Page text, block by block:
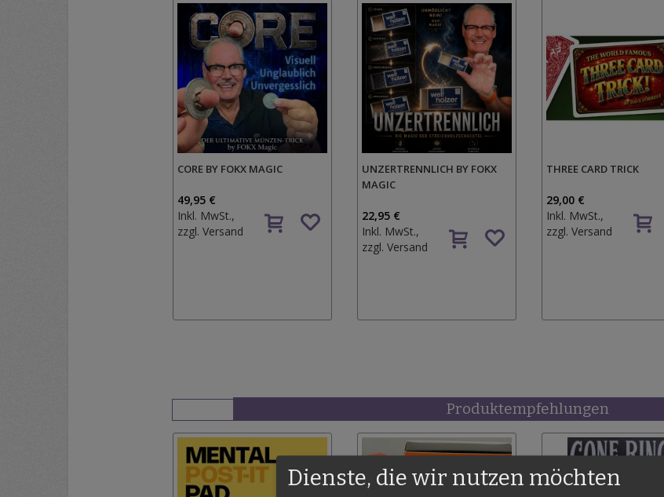
CORE BY FOKX MAGIC
49,95 €
Inkl. MwSt.,
zzgl. Versand
UNZERTRENNLICH BY FOKX
MAGIC
22,95 €
Inkl. MwSt.,
zzgl. Versand
THREE CARD TRICK
29,00 €
Inkl. MwSt.,
zzgl. Versand
Produktempfehlungen
Dienste, die wir nutzen möchten